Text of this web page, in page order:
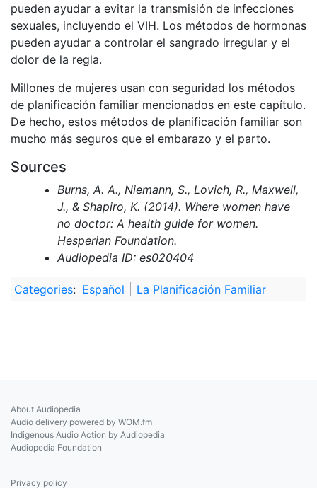
pueden ayudar a evitar la transmisión de infecciones
sexuales, incluyendo el VIH. Los métodos de hormonas
pueden ayudar a controlar el sangrado irregular y el
dolor de la regla.
Millones de mujeres usan con seguridad los métodos
de planificación familiar mencionados en este capítulo.
De hecho, estos métodos de planificación familiar son
mucho más seguros que el embarazo y el parto.
Sources
Burns, A. A., Niemann, S., Lovich, R., Maxwell,
J., & Shapiro, K. (2014). Where women have
no doctor: A health guide for women.
Hesperian Foundation.
Audiopedia ID: es020404
Categories: Español La Planificación Familiar
About Audiopedia
Audio delivery powered by WOM.fm
Indigenous Audio Action by Audiopedia
Audiopedia Foundation
Privacy policy